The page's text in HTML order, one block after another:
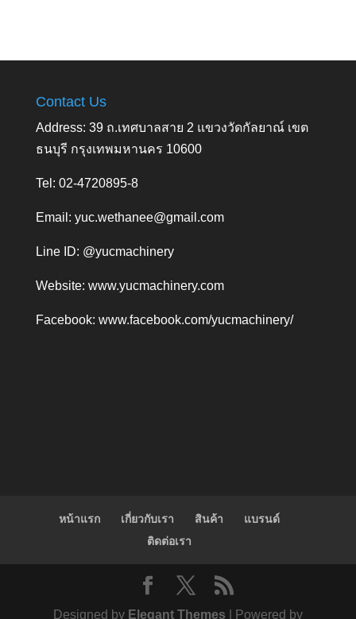
Contact Us
Address: 39 ถ.เทศบาลสาย 2 แขวงวัดกัลยาณ์ เขต
ธนบุรี กรุงเทพมหานคร 10600
Tel: 02-4720895-8
Email: yuc.wethanee@gmail.com
Line ID: @yucmachinery
Website: www.yucmachinery.com
Facebook: www.facebook.com/yucmachinery/
หน้าแรก เกี่ยวกับเรา สินค้า
แบรนด์
ติดต่อเรา
Designed by Elegant Themes | Powered by